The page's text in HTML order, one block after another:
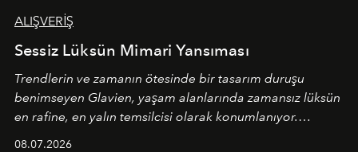
ALIŞVERİŞ
Sessiz Lüksün Mimari Yansıması
Trendlerin ve zamanın ötesinde bir tasarım duruşu
benimseyen Glavien, yaşam alanlarında zamansız lüksün
en rafine, en yalın temsilcisi olarak konumlanıyor.
08.07.2026